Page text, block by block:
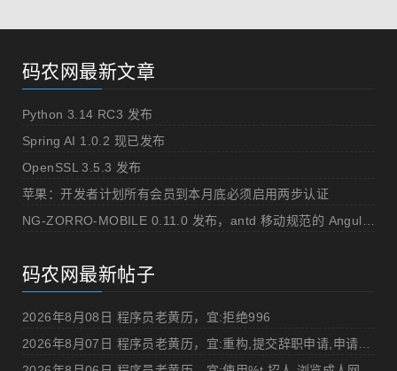
码农网最新文章
Python 3.14 RC3 发布
Spring AI 1.0.2 现已发布
OpenSSL 3.5.3 发布
苹果：开发者计划所有会员到本月底必须启用两步认证
码农网最新帖子
2026年8月08日 程序员老黄历，宜:拒绝996